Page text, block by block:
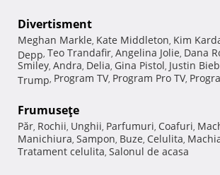
Divertisment
Meghan Markle, Kate Middleton, Kim
Depp, Teo Trandafir, Angelina Jolie, Dana
Smiley, Andra, Delia, Gina Pistol, Justin
Trump, Program TV, Program Pro TV,
Frumuseţe
Păr, Rochii, Unghii, Parfumuri, Coafuri,
Manichiura, Sampon, Buze, Celulita,
Tratament celulita, Salonul de acasa